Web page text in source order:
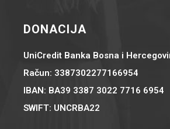
DONACIJA
UniCredit Banka Bosna i
Račun: 3387302277166954
IBAN: BA39 3387 3022 7716 6954
SWIFT: UNCRBA22